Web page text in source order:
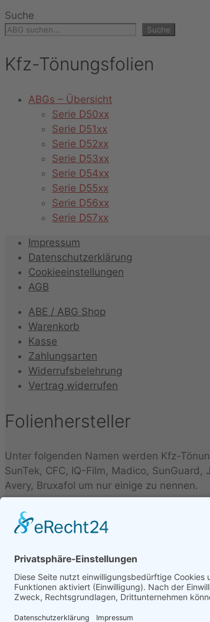
Suche
Suche
Kfz-Tönungsfolien
ABGs – Übersicht
Serie D50xx
Serie D51xx
Serie D52xx
Serie D53xx
Serie D54xx
Serie D55xx
Serie D56xx
Serie D57xx
Impressum
Datenschutzerklärung
Cookieeinstellungen
AGB
ABE / ABG Shop
Warenkorb
Kasse
Zahlungsarten
Widerrufsbelehrung
Vertrag widerrufen
Folienhersteller
Unter folgenden Namen werden Kfz-
SunTek, CFC, IQ-Film, Madico,
Avery, Bruxafol um nur einige zu nennen.
Folienbezeichnungen
Folien werden unter verschiedenen
FT97, Midnight, Blacknight, Supreme,